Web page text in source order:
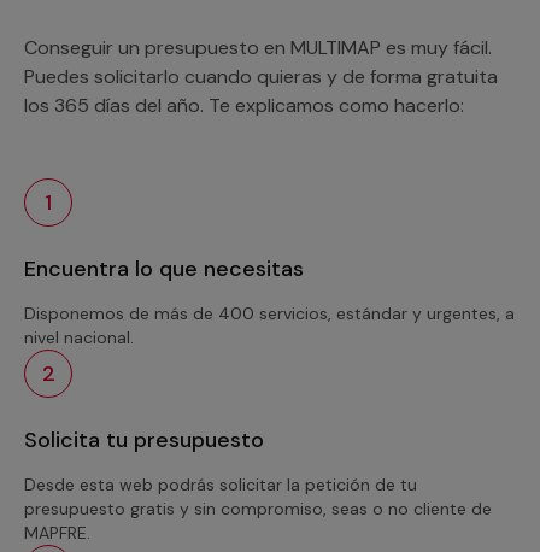
Conseguir un presupuesto en MULTIMAP es muy fácil.
Puedes solicitarlo cuando quieras y de forma gratuita
los 365 días del año. Te explicamos como hacerlo:
1
Encuentra lo que necesitas
Disponemos de más de 400 servicios, estándar y urgentes, a
nivel nacional.
2
Solicita tu presupuesto
Desde esta web podrás solicitar la petición de tu
presupuesto gratis y sin compromiso, seas o no cliente de
MAPFRE.